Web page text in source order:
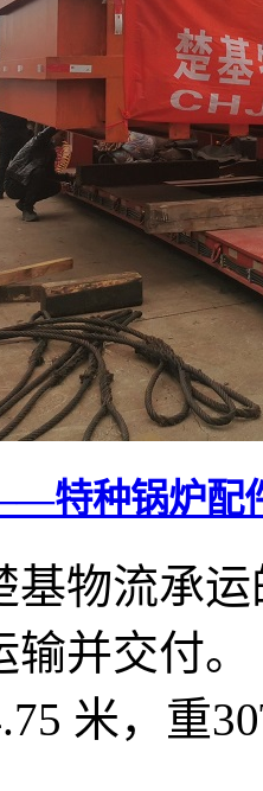
特种锅炉配
基物流承
输并交付
米，重